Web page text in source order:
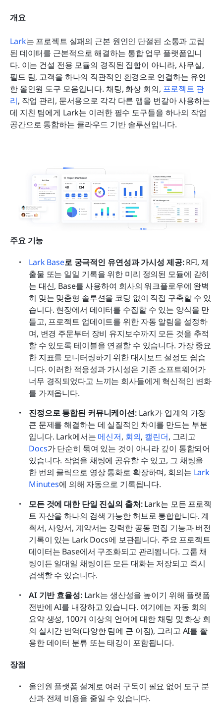
개요
Lark는 프로젝트 실패의 근본 원인인 단절된 소통과 고립
된 데이터를 근본적으로 해결하는 통합 업무 플랫폼입니
다. 이는 건설 전용 모듈의 경직된 집합이 아니라, 사무실,
필드 팀, 고객을 하나의 직관적인 환경으로 연결하는 유연
한 올인원 도구 모음입니다. 채팅, 화상 회의, 프로젝트 관
리, 작업 관리, 문서용으로 각각 다른 앱을 번갈아 사용하는
데 지친 팀에게 Lark는 이러한 필수 도구들을 하나의 작업
공간으로 통합하는 클라우드 기반 솔루션입니다.
주요 기능
Lark Base로 궁극적인 유연성과 가시성 제공: RFI, 제
출물 또는 일일 기록을 위한 미리 정의된 모듈에 갇히
는 대신, Base를 사용하여 회사의 워크플로우에 완벽
히 맞는 맞춤형 솔루션을 코딩 없이 직접 구축할 수 있
습니다. 현장에서 데이터를 수집할 수 있는 양식을 만
들고, 프로젝트 업데이트를 위한 자동 알림을 설정하
며, 변경 주문부터 장비 유지보수까지 모든 것을 추적
할 수 있도록 테이블을 연결할 수 있습니다. 가장 중요
한 지표를 모니터링하기 위한 대시보드 설정도 쉽습
니다. 이러한 적응성과 가시성은 기존 소프트웨어가
너무 경직되었다고 느끼는 회사들에게 혁신적인 변화
를 가져옵니다.
진정으로 통합된 커뮤니케이션: Lark가 업계의 가장
큰 문제를 해결하는 데 실질적인 차이를 만드는 부분
입니다. Lark에서는 메신저, 회의, 캘린더
Docs가 단순히 묶여 있는 것이 아니라 깊이 통합되어
있습니다. 작업을 채팅에 공유할 수 있고, 그 채팅을
한 번의 클릭으로 영상 통화로 확장하며, 회의는 Lark
Minutes에 의해 자동으로 기록됩니다.
모든 것에 대한 단일 진실의 출처: Lark는 모든 프로젝
트 자산을 하나의 검색 가능한 허브로 통합합니다. 계
획서, 사양서, 계약서는 강력한 공동 편집 기능과 버전
기록이 있는 Lark Docs에 보관됩니다. 주요 프로젝트
데이터는 Base에서 구조화되고 관리됩니다. 그룹 채
팅이든 일대일 채팅이든 모든 대화는 저장되고 즉시
검색할 수 있습니다.
AI 기반 효율성: Lark는 생산성을 높이기 위해 플랫폼
전반에 AI를 내장하고 있습니다. 여기에는 자동 회의
요약 생성, 100개 이상의 언어에 대한 채팅 및 화상 회
의 실시간 번역(다양한 팀에 큰 이점), 그리고 AI를 활
용한 데이터 분류 또는 태깅이 포함됩니다.
장점
올인원 플랫폼 설계로 여러 구독이 필요 없어 도구 분
산과 전체 비용을 줄일 수 있습니다.